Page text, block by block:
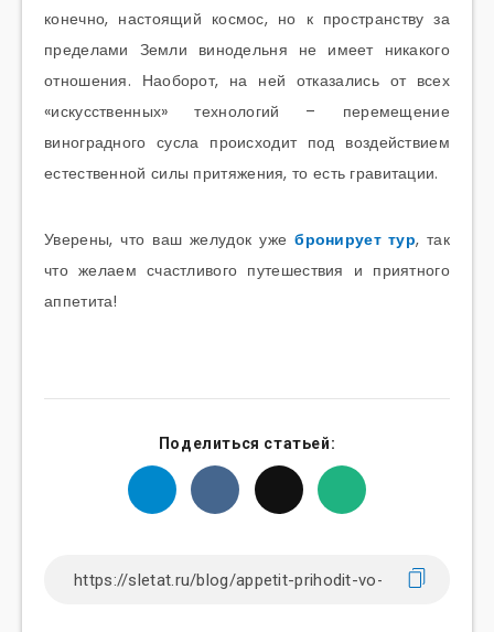
конечно, настоящий космос, но к пространству за
пределами Земли винодельня не имеет никакого
отношения. Наоборот, на ней отказались от всех
«искусственных» технологий – перемещение
виноградного сусла происходит под воздействием
естественной силы притяжения, то есть гравитации.
Уверены, что ваш желудок ужебронирует тур, так
что желаем счастливого путешествия и приятного
аппетита!
Поделиться статьей: